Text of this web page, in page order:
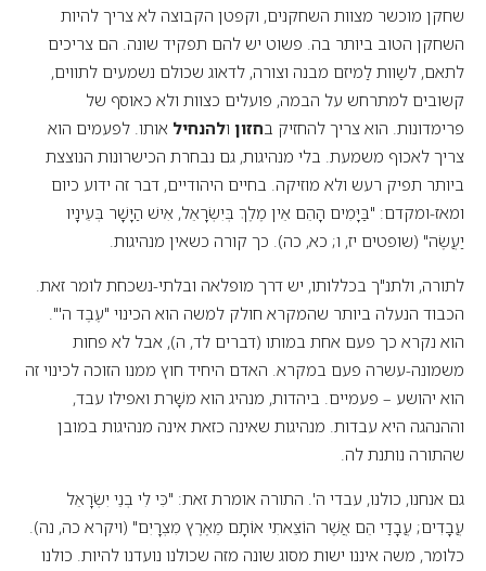
שחקן מוכשר מצוות השחקנים, וקפטן הקבוצה לא צריך להיות
השחקן הטוב ביותר בה. פשוט יש להם תפקיד שונה. הם צריכים
לתאם, לשַוות לַמיזם מבנה וצורה, לדאוג שכולם נשמעים לתווים,
קשובים למתרחש על הבמה, פועלים כצוות ולא כאוסף של
פרימדונות. הוא צריך להחזיק בחזון ולהנחיל אותו. לפעמים הוא
צריך לאכוף משמעת. בלי מנהיגות, גם נבחרת הכישרונות הנוצצת
ביותר תפיק רעש ולא מוזיקה. בחיים היהודיים, דבר זה ידוע כיום
ומאז-ומקדם: "בַּיָּמִים הָהֵם אֵין מֶלֶךְ בְּיִשְׂרָאֵל, אִישׁ הַיָּשָׁר בְּעֵינָיו
יַעֲשֶׂה" (שופטים יז, ו; כא, כה). כך קורה כשאין מנהיגות.
לתורה, ולתנ"ך בכללותו, יש דרך מופלאה ובלתי-נשכחת לומר זאת.
הכבוד הנעלה ביותר שהמקרא חולק למשה הוא הכינוי "עֶבֶד ה'".
הוא נקרא כך פעם אחת במותו (דברים לד, ה), אבל לא פחות
משמונה-עשרה פעם במקרא. האדם היחיד חוץ ממנו הזוכה לכינוי זה
הוא יהושע – פעמיים. ביהדות, מנהיג הוא משָׁרת ואפילו עבד,
וההנהגה היא עבדות. מנהיגות שאינה כזאת אינה מנהיגות במובן
שהתורה נותנת לה.
גם אנחנו, כולנו, עבדי ה'. התורה אומרת זאת: "כִּי לִי בְנֵי יִשְׂרָאֵל
עֲבָדִים; עֲבָדַי הֵם אֲשֶׁר הוֹצֵאתִי אוֹתָם מֵאֶרֶץ מִצְרָיִם" (ויקרא כה, נה).
כלומר, משה איננו ישות מסוג שונה מזה שכולנו נועדנו להיות. כולנו